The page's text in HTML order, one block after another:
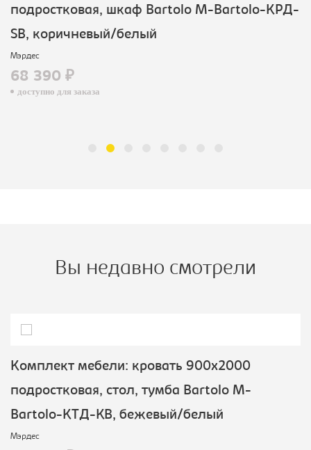
подростковая, шкаф Bartolo M-Bartolo-КРД-
SB, коричневый/белый
Мэрдес
68 390 ₽
доступно для заказа
Вы недавно смотрели
Комплект мебели: кровать 900х2000
подростковая, стол, тумба Bartolo M-
Bartolo-КТД-KB, бежевый/белый
Мэрдес